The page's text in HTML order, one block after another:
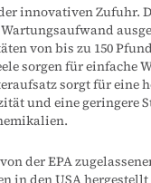
innovativen Zufuhr.
von bis zu 150
sorgen für einfache
sorgt für eine
und eine geringere
der EPA